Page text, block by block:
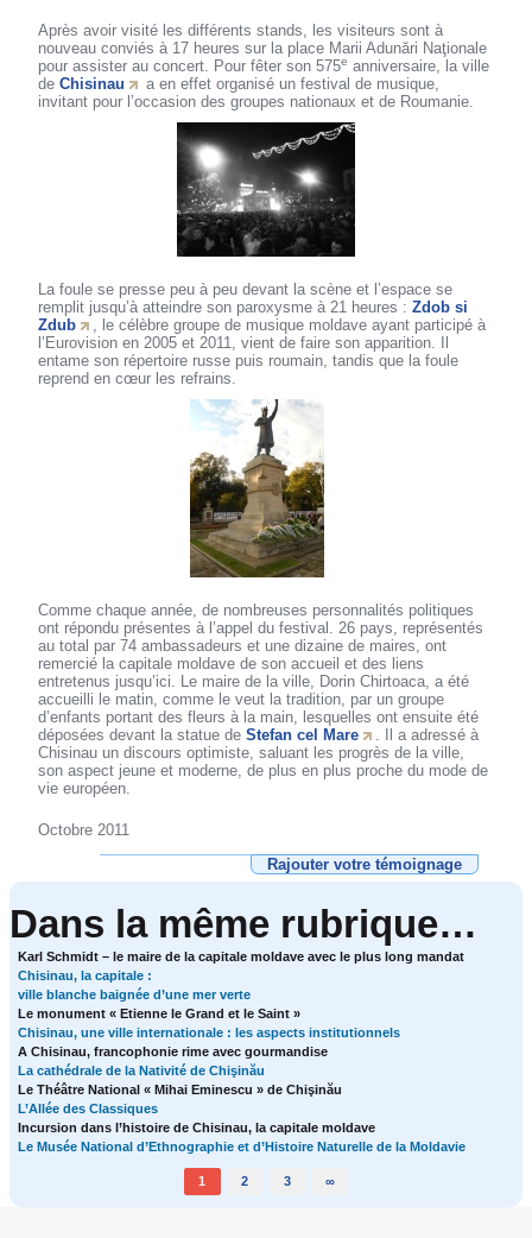
Après avoir visité les différents stands, les visiteurs sont à
nouveau conviés à 17 heures sur la place Marii Adunări Naţionale
pour assister au concert. Pour fêter son 575e anniversaire, la ville
deChisinau
a en effet organisé un festival de musique,
invitant pour l’occasion des groupes nationaux et de Roumanie.
La foule se presse peu à peu devant la scène et l’espace se
remplit jusqu’à atteindre son paroxysme à 21 heures :Zdob si
Zdub
, le célèbre groupe de musique moldave ayant participé à
l’Eurovision en 2005 et 2011, vient de faire son apparition. Il
entame son répertoire russe puis roumain, tandis que la foule
reprend en cœur les refrains.
Comme chaque année, de nombreuses personnalités politiques
ont répondu présentes à l’appel du festival. 26 pays, représentés
au total par 74 ambassadeurs et une dizaine de maires, ont
remercié la capitale moldave de son accueil et des liens
entretenus jusqu’ici. Le maire de la ville, Dorin Chirtoaca, a été
accueilli le matin, comme le veut la tradition, par un groupe
d’enfants portant des fleurs à la main, lesquelles ont ensuite été
déposées devant la statue deStefan cel Mare
. Il a adressé à
Chisinau un discours optimiste, saluant les progrès de la ville,
son aspect jeune et moderne, de plus en plus proche du mode de
vie européen.
Octobre 2011
Rajouter votre témoignage
Dans la même rubrique…
Karl Schmidt – le maire de la capitale moldave avec le plus long mandat
Chisinau, la capitale :
ville blanche baignée d’une mer verte
Le monument « Etienne le Grand et le Saint »
Chisinau, une ville internationale : les aspects institutionnels
A Chisinau, francophonie rime avec gourmandise
La cathédrale de la Nativité de Chişinău
Le Théâtre National « Mihai Eminescu » de Chişinău
L’Allée des Classiques
Incursion dans l’histoire de Chisinau, la capitale moldave
Le Musée National d’Ethnographie et d’Histoire Naturelle de la Moldavie
1 2 3 ∞